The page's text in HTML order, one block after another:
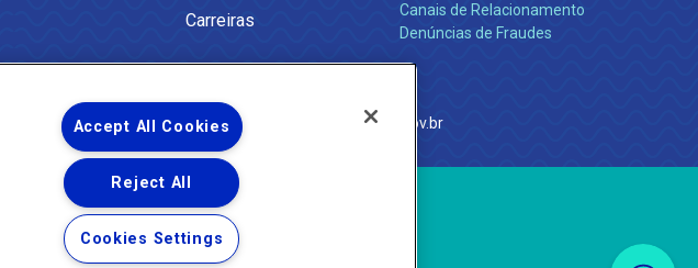
Carreiras
Canais de Relacionamento
Denúncias de Fraudes
do Estado do Rio de Janeiro
ouvidoria.agenersa@gmail.com http://www.agenersa.rj.gov.br
os Direitos Reservados.
Accept All Cookies
Reject All
Cookies Settings